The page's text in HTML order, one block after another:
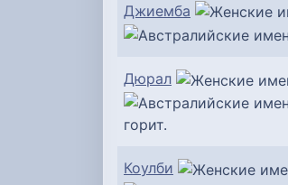
Джиемба
Дюрал
горит.
Коулби